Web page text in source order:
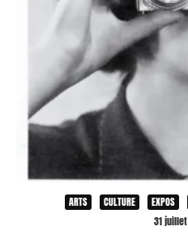
ARTS CULTURE EXPOS
31